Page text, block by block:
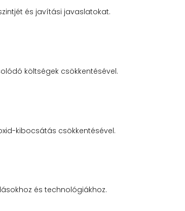
és javítási javaslatokat.
költségek csökkentésével.
kibocsátás csökkentésével.
és technológiákhoz.